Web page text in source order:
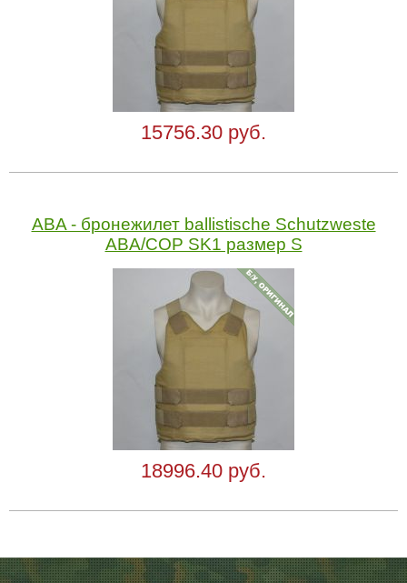
15756.30 руб.
ABA - бронежилет ballistische Schutzweste
ABA/COP SK1 размер S
18996.40 руб.